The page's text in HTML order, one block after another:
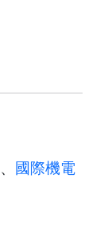
、
國際機電